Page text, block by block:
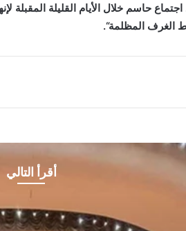
حاسم خلال الأيام القليلة
الغرف المظلمة“.
أقرأ التالي